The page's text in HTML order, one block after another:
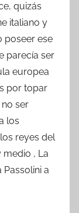
quizás
italiano y
poseer ese
parecía ser
europea
por topar
ser
los
reyes del
medio , La
a